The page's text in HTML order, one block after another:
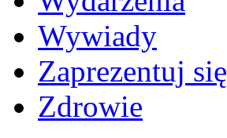
Wywiady
Zaprezentuj się
Zdrowie